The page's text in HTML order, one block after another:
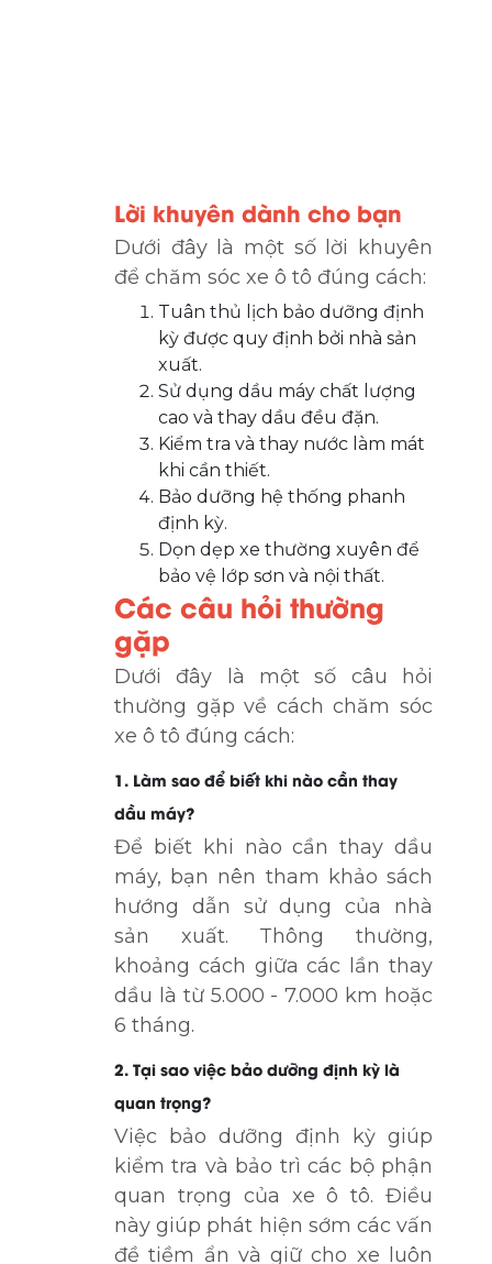
Lời khuyên dành cho bạn
Dưới đây là một số lời khuyên
để chăm sóc xe ô tô đúng cách:
Tuân thủ lịch bảo dưỡng định
kỳ được quy định bởi nhà sản
xuất.
Sử dụng dầu máy chất lượng
cao và thay dầu đều đặn.
Kiểm tra và thay nước làm mát
khi cần thiết.
Bảo dưỡng hệ thống phanh
định kỳ.
Dọn dẹp xe thường xuyên để
bảo vệ lớp sơn và nội thất.
Các câu hỏi thường
gặp
Dưới đây là một số câu hỏi
thường gặp về cách chăm sóc
xe ô tô đúng cách:
1. Làm sao để biết khi nào cần thay
dầu máy?
Để biết khi nào cần thay dầu
máy, bạn nên tham khảo sách
hướng dẫn sử dụng của nhà
sản xuất. Thông thường,
khoảng cách giữa các lần thay
dầu là từ 5.000 - 7.000 km hoặc
6 tháng.
2. Tại sao việc bảo dưỡng định kỳ là
quan trọng?
Việc bảo dưỡng định kỳ giúp
kiểm tra và bảo trì các bộ phận
quan trọng của xe ô tô. Điều
này giúp phát hiện sớm các vấn
đề tiềm ẩn và giữ cho xe luôn